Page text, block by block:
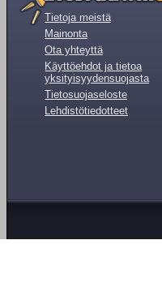
Tietoja meistä
Mainonta
Ota yhteyttä
Käyttöehdot ja tietoa
yksityisyydensuojasta
Tietosuojaseloste
Lehdistötiedotteet